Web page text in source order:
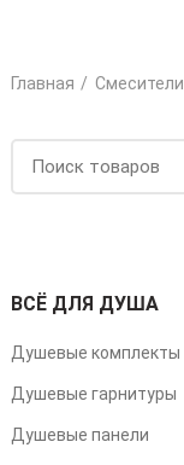
Главная Смесители
ВСЁ ДЛЯ ДУША
Душевые комплекты
Душевые гарнитуры
Душевые панели